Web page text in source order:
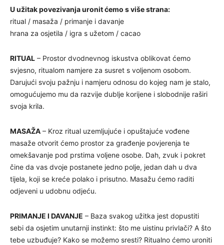
U užitak povezivanja uronit ćemo s više strana:
ritual / masaža / primanje i davanje
hrana za osjetila / igra s užetom / cacao
RITUAL – Prostor dvodnevnog iskustva oblikovat ćemo
svjesno, ritualom namjere za susret s voljenom osobom.
Darujući svoju pažnju i namjeru odnosu do kojeg nam je stalo,
omogućujemo mu da razvije dublje korijene i slobodnije raširi
svoja krila.
MASAŽA – Kroz ritual uzemljujuće i opuštajuće vođene
masaže otvorit ćemo prostor za građenje povjerenja te
omekšavanje pod prstima voljene osobe. Dah, zvuk i pokret
čine da vas dvoje postanete jedno polje, jedan dah u dva
tijela, koji se kreće polako i prisutno. Masažu ćemo raditi
odjeveni u udobnu odjeću.
PRIMANJE I DAVANJE – Baza svakog užitka jest dopustiti
sebi da osjetim unutarnji instinkt: što me uistinu privlači? A što
tebe uzbuđuje? Kako se možemo sresti? Ritualno ćemo uroniti